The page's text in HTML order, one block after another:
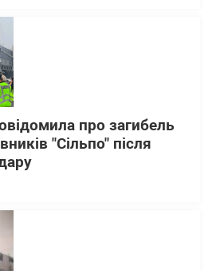
про загибель
"Сільпо" після